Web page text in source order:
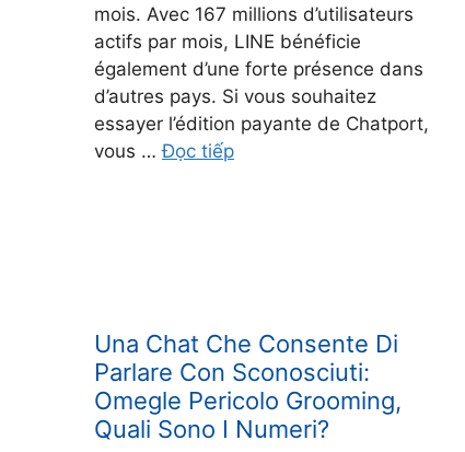
mois. Avec 167 millions d’utilisateurs
actifs par mois, LINE bénéficie
également d’une forte présence dans
d’autres pays. Si vous souhaitez
essayer l’édition payante de Chatport,
vous …Đọc tiếp
Una Chat Che Consente Di
Parlare Con Sconosciuti:
Omegle Pericolo Grooming,
Quali Sono I Numeri?